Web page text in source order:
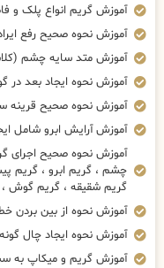
آموزش گریم انواع پلک و
آموزش نحوه صحیح رفع
آموزش متد سایه چشم
آموزش نحوه ایجاد بعد در
آموزش نحوه صحیح قرینه
آموزش آرایش ابرو شامل
آموزش نحوه صحیح اجرای
چشم ، گریم ابرو ، گریم
گریم شقیقه ، گریم گوش
آموزش نحوه از بین بردن
آموزش نحوه ایجاد چال گونه
آموزش گریم و میکاپ به